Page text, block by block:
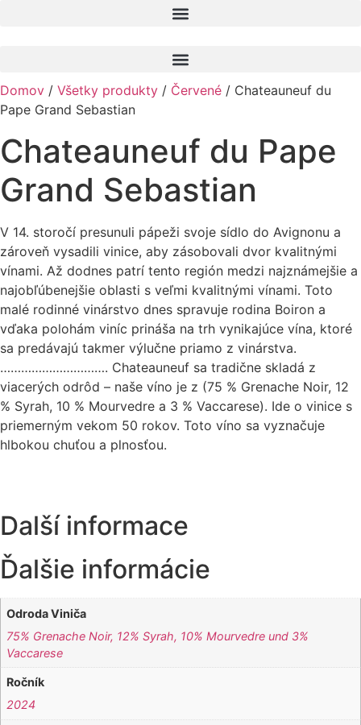
Domov / Všetky produkty / Červené / Chateauneuf du
Pape Grand Sebastian
Chateauneuf du Pape
Grand Sebastian
V 14. storočí presunuli pápeži svoje sídlo do Avignonu a
zároveň vysadili vinice, aby zásobovali dvor kvalitnými
vínami. Až dodnes patrí tento región medzi najznámejšie a
najobľúbenejšie oblasti s veľmi kvalitnými vínami. Toto
malé rodinné vinárstvo dnes spravuje rodina Boiron a
vďaka polohám viníc prináša na trh vynikajúce vína, ktoré
sa predávajú takmer výlučne priamo z vinárstva.
…………………………. Chateauneuf sa tradične skladá z
viacerých odrôd – naše víno je z (75 % Grenache Noir, 12
% Syrah, 10 % Mourvedre a 3 % Vaccarese). Ide o vinice s
priemerným vekom 50 rokov. Toto víno sa vyznačuje
hlbokou chuťou a plnosťou.
Další informace
Ďalšie informácie
Odroda Viniča
75% Grenache Noir, 12% Syrah, 10% Mourvedre und 3%
Vaccarese
Ročník
2024